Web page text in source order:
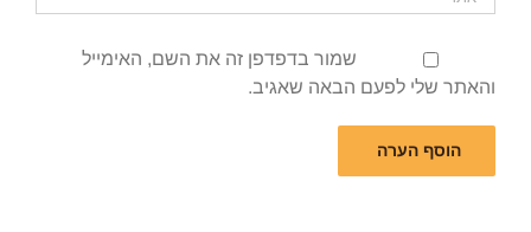
שמור בדפדפן זה את השם, האימייל
והאתר שלי לפעם הבאה שאגיב.